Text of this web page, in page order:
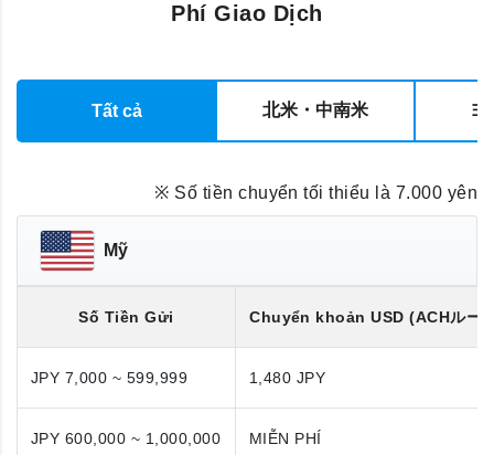
Phí Giao Dịch
Tất cả 北米・中南米 ヨ
※ Số tiền chuyển tối thiểu là 7.000 yên
Mỹ
Số Tiền Gửi Chuyển khoản USD(ACHルー
JPY 7,000 ~ 599,999 1,480 JPY
JPY 600,000 ~ 1,000,000 MIỄN PHÍ